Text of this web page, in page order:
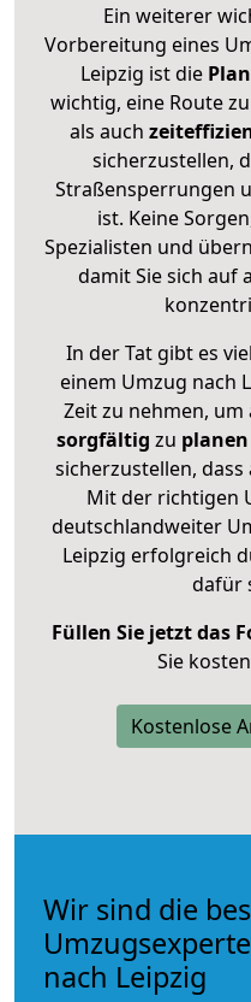
Ein weiterer
Vorbereitung eines
Leipzig ist die
wichtig, eine Route
als auch
sicherzustellen,
Straßensperrungen
ist. Keine
Spezialisten und
damit Sie sich auf
In der Tat gibt es
einem Umzug nach
Zeit zu nehmen, um
sorgfältig zu planen
sicherzustellen,
Mit der richtigen
deutschlandweiter
Leipzig erfolgreich
dafür
Füllen Sie jetzt das
Sie
Kostenlose
Wir sind die
nach Leipzig